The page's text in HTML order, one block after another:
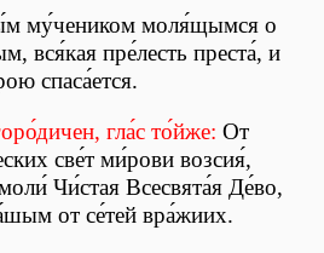
му́чеником моля́щымся о
вся́кая пре́лесть преста́, и
спаса́ется.
гла́с то́йже: От
све́т ми́рови возсия́,
Чи́стая Всесвята́я Де́во,
от се́тей вра́жиих.